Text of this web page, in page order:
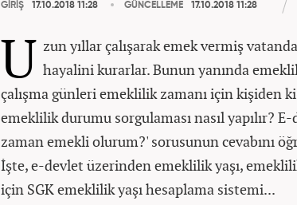
GİRİŞ 17.10.2018 11:28 GÜNCELLEME 17.10.2018 11:28
U zun yıllar çalışarak emek vermiş
hayalini kurarlar. Bunun yanında
çalışma günleri emeklilik zamanı için kişiden
emeklilik durumu sorgulaması nasıl yapılır?
zaman emekli olurum?' sorusunun cevabını
İşte, e-devlet üzerinden emeklilik yaşı,
için SGK emeklilik yaşı hesaplama sistemi...